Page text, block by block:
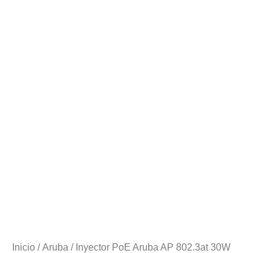
Inicio /Aruba / Inyector PoE Aruba AP 802.3at 30W